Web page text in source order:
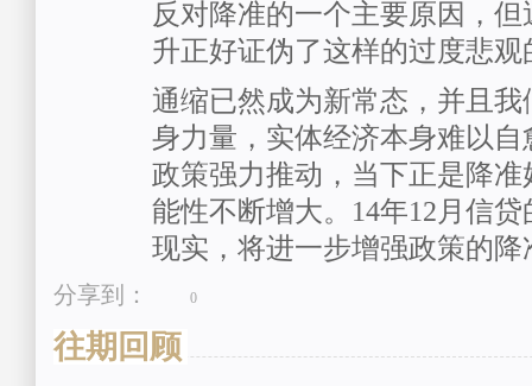
反对降准的一个主要原因，
升正好证伪了这样的过度悲观
通缩已然成为新常态，并且
身力量，实体经济本身难以
政策强力推动，当下正是降
能性不断增大。14年12月信
现实，将进一步增强政策的降
分享到： 0
往期回顾